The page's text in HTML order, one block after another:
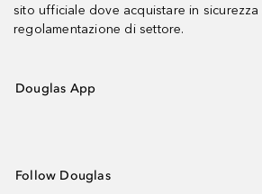
sito ufficiale dove acquistare in
regolamentazione di settore.
Douglas App
Follow Douglas